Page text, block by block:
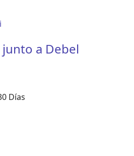
junto a Debel
Días